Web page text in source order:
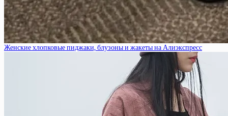
Женские хлопковые пиджаки, блузоны и жакеты на Алиэкспресс